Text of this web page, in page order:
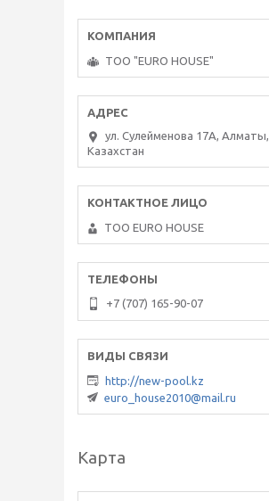
ТОО "EURO HOUSE"
ул. Сулейменова 17А, Алматы,
Казахстан
ТОО EURO HOUSE
+7 (707) 165-90-07
http://new-pool.kz
euro_house2010@mail.ru
Карта